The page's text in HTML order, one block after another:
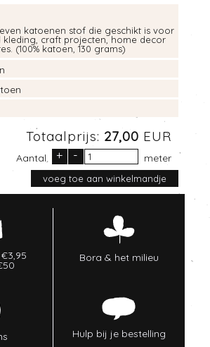
katoenen stof die geschikt is voor
kleding, craft projecten, home decor
(100% katoen, 130 grams)
Totaalprijs: 27,00 EUR
Aantal + - meter
Bora & het milieu
Hulp bij je bestelling